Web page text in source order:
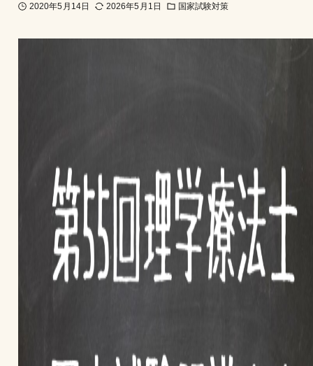
2020年5月14日 2026年5月1日 国家試験対策